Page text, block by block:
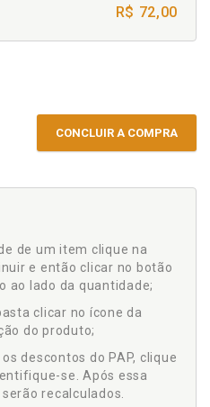
R$ 72,00
CONCLUIR A COMPRA
de um item clique na
e então clicar no botão
ao lado da quantidade;
clicar no ícone da
do produto;
descontos do PAP, clique
se. Após essa
recalculados.